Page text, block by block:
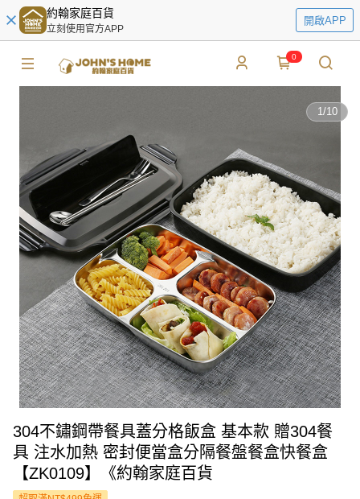
約翰家庭百貨
立刻使用官方APP
開啟APP
0
1/10
304不鏽鋼帶餐具蓋分格飯盒 基本款 贈304餐
具 注水加熱 密封便當盒分隔餐盤餐盒快餐盒
【ZK0109】《約翰家庭百貨